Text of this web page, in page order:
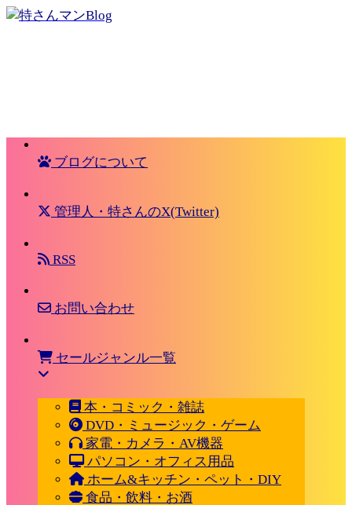
ブログについて
管理人・特さんのX(Twitter)
RSS
お問い合わせ
セールジャンル一覧
本・コミック・雑誌
DVD・ミュージック・ゲーム
家電・カメラ・AV機器
パソコン・オフィス用品
ホーム&キッチン・ペット・DIY
食品・飲料・お酒